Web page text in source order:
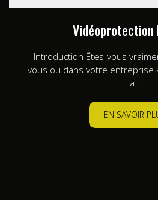
Vidéoprotection
Introduction Êtes-vous
vous ou dans votre entreprise
la...
EN SAVOIR